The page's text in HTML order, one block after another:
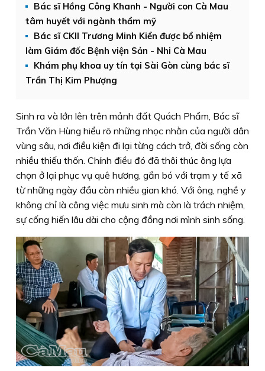
Bác sĩ Hồng Công Khanh - Người con Cà Mau
tâm huyết với ngành thẩm mỹ
Bác sĩ CKII Trương Minh Kiển được bổ nhiệm
làm Giám đốc Bệnh viện Sản - Nhi Cà Mau
Khám phụ khoa uy tín tại Sài Gòn cùng bác sĩ
Trần Thị Kim Phượng
Sinh ra và lớn lên trên mảnh đất Quách Phẩm, Bác sĩ
Trần Văn Hùng hiểu rõ những nhọc nhằn của người dân
vùng sâu, nơi điều kiện đi lại từng cách trở, đời sống còn
nhiều thiếu thốn. Chính điều đó đã thôi thúc ông lựa
chọn ở lại phục vụ quê hương, gắn bó với trạm y tế xã
từ những ngày đầu còn nhiều gian khó. Với ông, nghề y
không chỉ là công việc mưu sinh mà còn là trách nhiệm,
sự cống hiến lâu dài cho cộng đồng nơi mình sinh sống.